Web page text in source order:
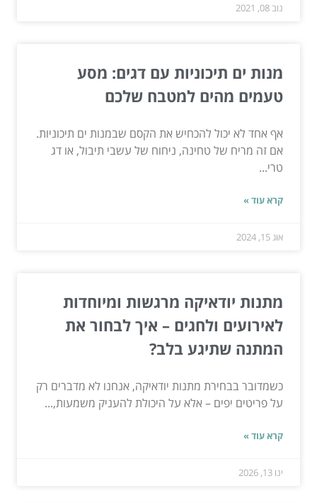
נוב 08, 2021
מנות ים תיכוניות עם דגים: מסע
טעמים מהים למטבח שלכם
אף אחד לא יכול להכחיש את הקסם שבמנות ים תיכוניות.
אם זה מריח של טחינה, ניחוח של עשבי תיבול, או דג
טרי...
קרא עוד »
אוג 15, 2024
מתנות יודאיקה מרגשות ומיוחדות
לאירועים ולחגים – איך לבחור את
המתנה שתיגע בלב?
כשמדובר בבחירת מתנות יודאיקה, אנחנו לא מדברים רק
על פריטים יפים – אלא על היכולת להעניק משמעות,...
קרא עוד »
ינו 13, 2026